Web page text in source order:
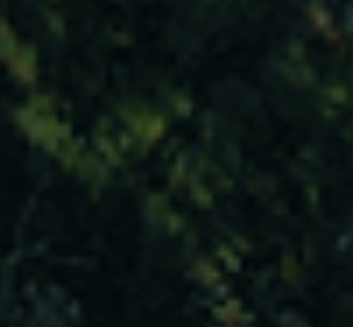
PLIS em Números
305
UTILIZADORES